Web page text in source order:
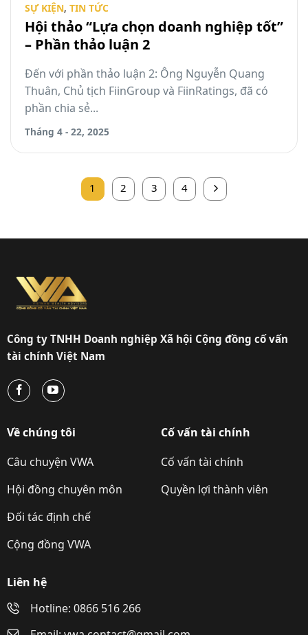
SỰ KIỆN, TIN TỨC
Hội thảo “Lựa chọn doanh nghiệp tốt”
– Phần thảo luận 2
Đến với phần thảo luận 2: Ông Nguyễn Quang
Thuân, Chủ tịch FiinGroup và FiinRatings, đã có
phần chia sẻ...
Tháng 4 - 22, 2025
1 2 3 4
Công ty TNHH Doanh nghiệp Xã hội Cộng đồng cố vấn
tài chính Việt Nam
Về chúng tôi
Câu chuyện VWA
Hội đồng chuyên môn
Đối tác định chế
Cộng đồng VWA
Cố vấn tài chính
Cố vấn tài chính
Quyền lợi thành viên
Liên hệ
Hotline: 0866 516 266